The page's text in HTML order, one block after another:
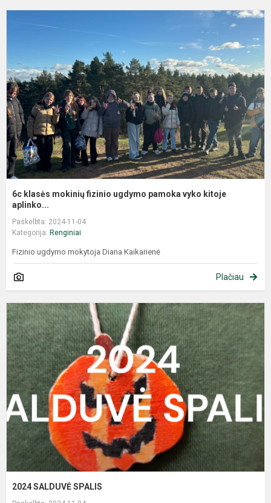
6c klasės mokinių fizinio ugdymo pamoka vyko kitoje
aplinko...
Paskelbta: 2024-11-04
Kategorija: Renginiai
Fizinio ugdymo mokytoja Diana Kaikarienė
Plačiau
2024 SALDUVĖ SPALIS